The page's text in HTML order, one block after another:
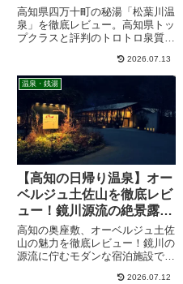
天風呂をレビュー
高知県四万十町の秘湯「松葉川温
泉」を徹底レビュー。高知県トッ
プクラスと評判のトロトロ泉質や
ナ、料金、営業時間、アクセスま
で詳しく紹介します。日帰り温泉
を探している方にもおすすめで
す。
2026.07.13
温泉・銭湯
【高知の日帰り温泉】オー
ベルジュ土佐山を徹底レビ
ュー！鏡川源流の絶景露天
風呂と癒しの宿泊体験
高知の奥座敷、オーベルジュ土佐
山の魅力を徹底レビュー！鏡川の
源流に佇むモダンな宿泊施設で、
2026.07.12